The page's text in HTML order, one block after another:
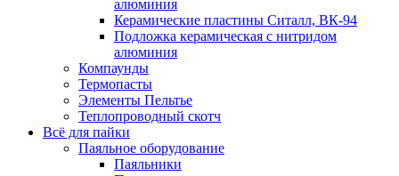
алюминия
Керамические пластины Ситалл, ВК-94
Подложка керамическая с нитридом
алюминия
Компаунды
Термопасты
Элементы Пельтье
Теплопроводный скотч
Всё для пайки
Паяльное оборудование
Паяльники